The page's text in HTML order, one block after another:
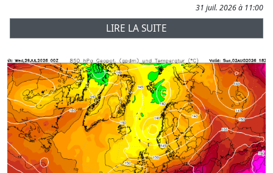
31 juil. 2026 à 11:00
LIRE LA SUITE